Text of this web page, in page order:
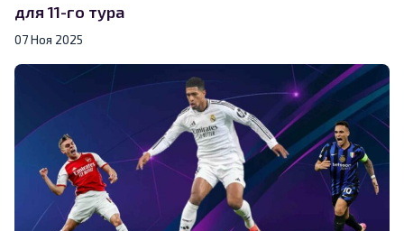
для 11-го тура
07 Ноя 2025